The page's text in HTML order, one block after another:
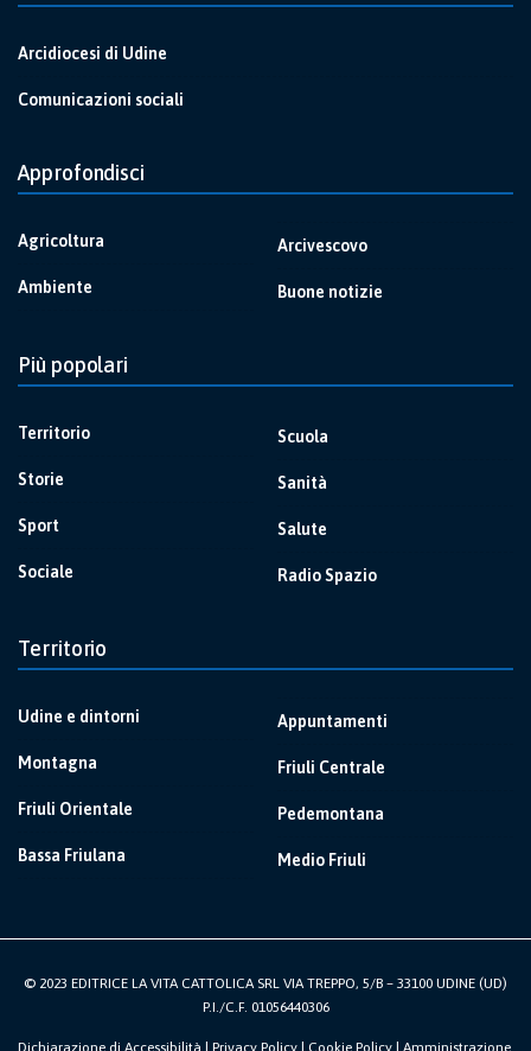
Arcidiocesi di Udine
Comunicazioni sociali
Approfondisci
Agricoltura
Ambiente
Arcivescovo
Buone notizie
Più popolari
Territorio
Storie
Sport
Sociale
Scuola
Sanità
Salute
Radio Spazio
Territorio
Udine e dintorni
Montagna
Friuli Orientale
Bassa Friulana
Appuntamenti
Friuli Centrale
Pedemontana
Medio Friuli
© 2023 EDITRICE LA VITA CATTOLICA SRL VIA TREPPO, 5/B – 33100 UDINE (UD)
P.I./C.F. 01056440306
Dichiarazione di Accessibilità | Privacy Policy | Cookie Policy | Amministrazione